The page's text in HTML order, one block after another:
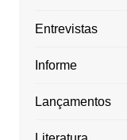
Entrevistas
Informe
Lançamentos